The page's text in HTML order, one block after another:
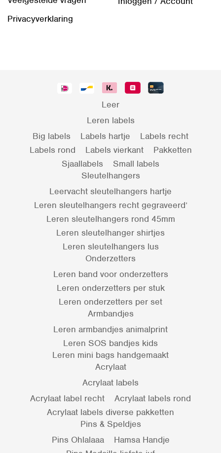
Privacyverklaring
Leer
Leren labels
Big labels
Labels hartje
Labels recht
Labels rond
Labels vierkant
Pakketten
Sjaallabels
Small labels
Sleutelhangers
Leervacht sleutelhangers hartje
Leren sleutelhangers recht gegraveerd’
Leren sleutelhangers rond 45mm
Leren sleutelhanger shirtjes
Leren sleutelhangers lus
Onderzetters
Leren band voor onderzetters
Leren onderzetters per stuk
Leren onderzetters per set
Armbandjes
Leren armbandjes animalprint
Leren SOS bandjes kids
Leren mini bags handgemaakt
Acrylaat
Acrylaat labels
Acrylaat label recht
Acrylaat labels rond
Acrylaat labels diverse pakketten
Pins & Speldjes
Pins Ohlalaaa
Hamsa Handje